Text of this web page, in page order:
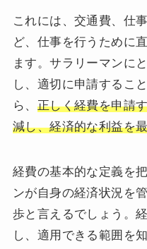
これには、交通費、仕
ど、仕事を行うために
ます。サラリーマンに
し、適切に申請するこ
ら、 正しく経費を申請
減し、経済的な利益を
経費の基本的な定義を
ンが自身の経済状況を
歩と言えるでしょう。
し、適用できる範囲を